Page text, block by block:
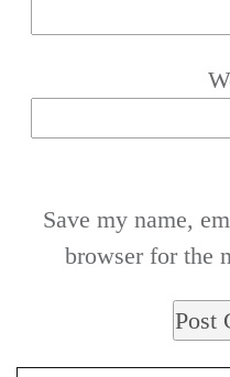
Save my name,
browser for the